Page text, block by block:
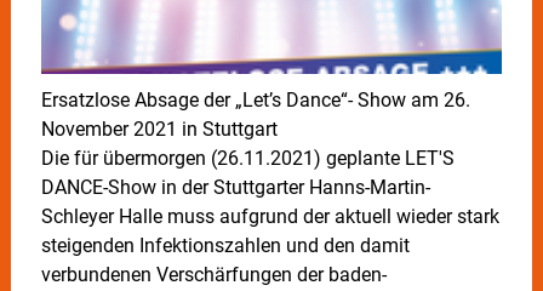
Ersatzlose Absage der „Let’s Dance“- Show am 26.
November 2021 in Stuttgart
Die für übermorgen (26.11.2021) geplante LET'S
DANCE-Show in der Stuttgarter Hanns-Martin-
Schleyer Halle muss aufgrund der aktuell wieder stark
steigenden Infektionszahlen und den damit
verbundenen Verschärfungen der baden-